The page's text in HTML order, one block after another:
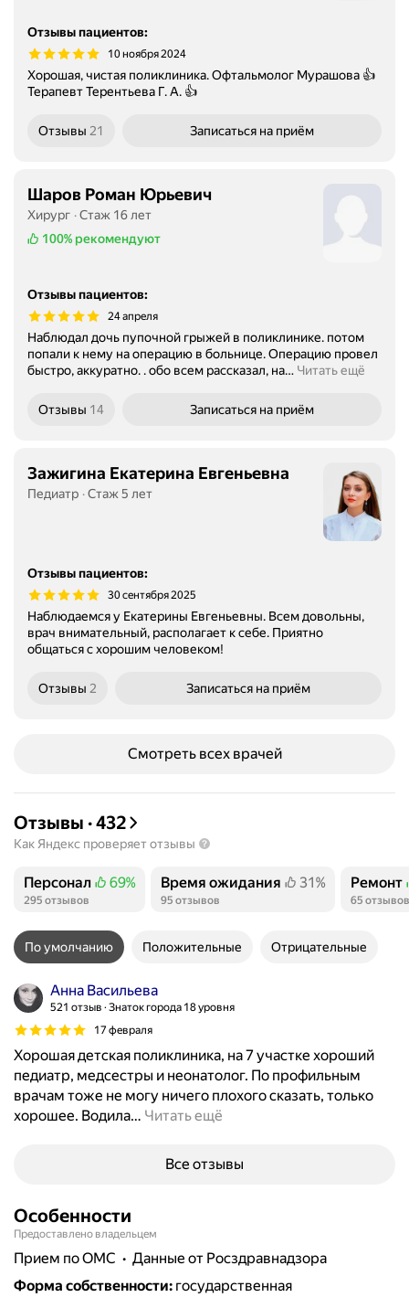
Отзывы пациентов:
10 ноября 2024
Хорошая, чистая поликлиника. Офтальмолог Мурашова 👍
Терапевт Терентьева Г. А. 👍
Отзывы 21 Записаться на приём
Шаров Роман Юрьевич
Хирург
Стаж 16 лет
100% рекомендуют
Отзывы пациентов:
24 апреля
Наблюдал дочь пупочной грыжей в поликлинике. потом
попали к нему на операцию в больнице. Операцию провел
быстро, аккуратно. . обо всем рассказал, на… Читать ещё
Отзывы 14 Записаться на приём
Зажигина Екатерина Евгеньевна
Педиатр Стаж 5 лет
Отзывы пациентов:
30 сентября 2025
Наблюдаемся у Екатерины Евгеньевны. Всем довольны,
врач внимательный, располагает к себе. Приятно
общаться с хорошим человеком!
Отзывы 2 Записаться на приём
Смотреть всех врачей
Отзывы ·432
Как Яндекс проверяет отзывы
Персонал
Положительных отзывов
69%
295 отзывов
Время ожидания
Положительных отзывов
31%
95 отзывов
Ремонт
65 отзывов
По умолчанию Положительные Отрицательные
Анна Васильева
521 отзыв Знаток города 18 уровня
17 февраля
Хорошая детская поликлиника, на 7 участке хороший
педиатр, медсестры и неонатолог. По профильным
врачам тоже не могу ничего плохого сказать, только
хорошее. Водила… Читать ещё
Все отзывы
Особенности
Предоставлено владельцем
прием по ОМС
данные от Росздравнадзора
Форма собственности: государственная